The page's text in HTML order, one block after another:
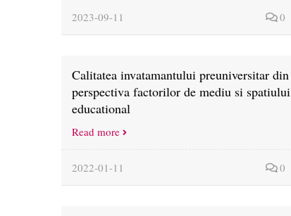
2023-09-11 0
Calitatea invatamantului preuniversitar din
perspectiva factorilor de mediu si spatiului
educational
Read more
2022-01-11 0